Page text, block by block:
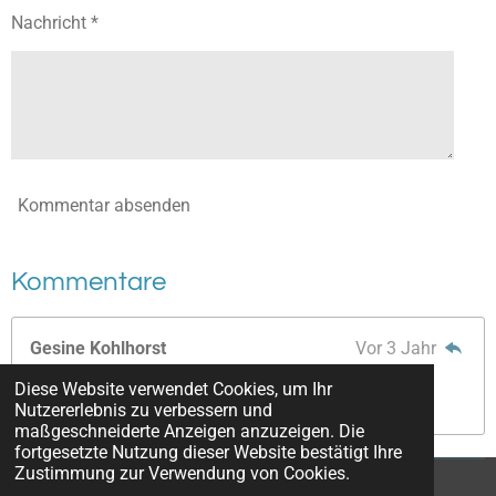
Diese Website verwendet Cookies, um Ihr
Nutzererlebnis zu verbessern und
maßgeschneiderte Anzeigen anzuzeigen. Die
fortgesetzte Nutzung dieser Website bestätigt Ihre
Zustimmung zur Verwendung von Cookies.
Nachricht *
Kommentar absenden
Kommentare
Gesine Kohlhorst
Vor 3 Jahr
Mehr Infos hier ,büdde!😜